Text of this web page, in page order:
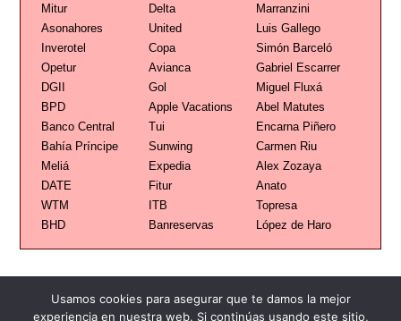
Mitur
Delta
Marranzini
Asonahores
United
Luis Gallego
Inverotel
Copa
Simón Barceló
Opetur
Avianca
Gabriel Escarrer
DGII
Gol
Miguel Fluxá
BPD
Apple Vacations
Abel Matutes
Banco Central
Tui
Encarna Piñero
Bahía Príncipe
Sunwing
Carmen Riu
Meliá
Expedia
Alex Zozaya
DATE
Fitur
Anato
WTM
ITB
Topresa
BHD
Banreservas López de Haro
Usamos cookies para asegurar que te damos la mejor
experiencia en nuestra web. Si continúas usando este sitio,